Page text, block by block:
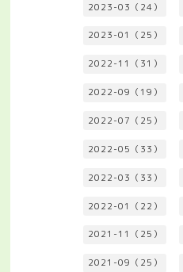
2023-03（24）
2023-01（25）
2022-11（31）
2022-09（19）
2022-07（25）
2022-05（33）
2022-03（33）
2022-01（22）
2021-11（25）
2021-09（25）